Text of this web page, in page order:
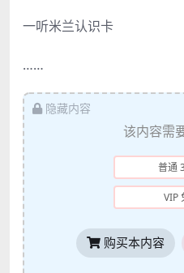
一听米兰认识卡
……
隐藏内容
该内容需
普通
VIP
购买本内容